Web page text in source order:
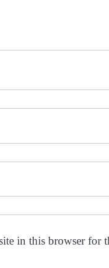
in this browser for